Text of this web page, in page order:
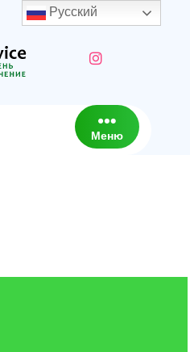
Меню
Русский